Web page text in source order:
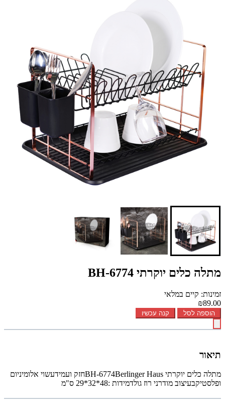
מתלה כלים יוקרתי BH-6774
זמינות: קיים במלאי
₪89.00
הוספה לסל קנה עכשיו
תיאור
מתלה כלים יוקרתי BH-6774Berlinger Hausחזק ועמידעשוי אלומיניום
ופלסטיקבעיצוב מודרני רוז גולדמידות :48*32*29 ס"מ